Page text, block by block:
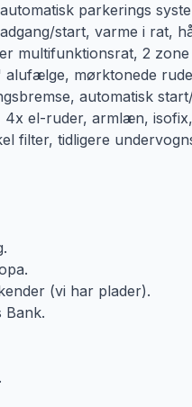
parkerings
start, varme i rat,
multifunktionsrat, 2
mørktonede
automatisk
el-ruder, armlæn,
filter, tidligere
(vi har plader).
Bank.